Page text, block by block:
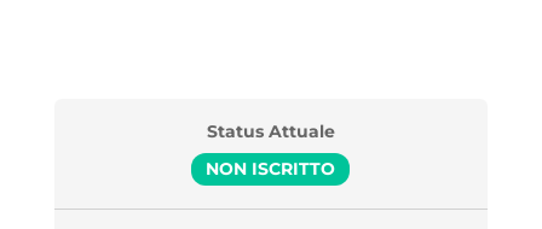
Status Attuale
NON ISCRITTO